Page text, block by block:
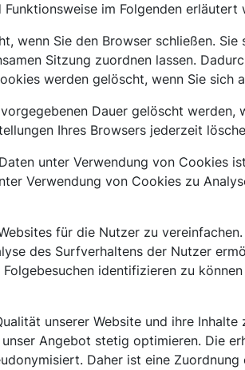
im Folgenden erläutert
wenn Sie den Browser schließen.
Sitzung zuordnen lassen.
werden gelöscht, wenn Sie sich
Dauer gelöscht werden,
Ihres Browsers jederzeit
unter Verwendung von Cookies
Verwendung von Cookies zu
für die Nutzer zu
des Surfverhaltens der Nutzer
identifizieren zu
unserer Website und ihre Inhalte
Angebot stetig optimieren. Die
Daher ist eine